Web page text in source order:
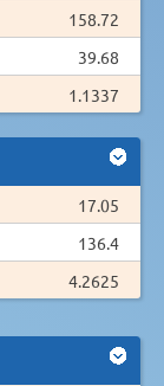
158.72
39.68
1.1337
17.05
136.4
4.2625